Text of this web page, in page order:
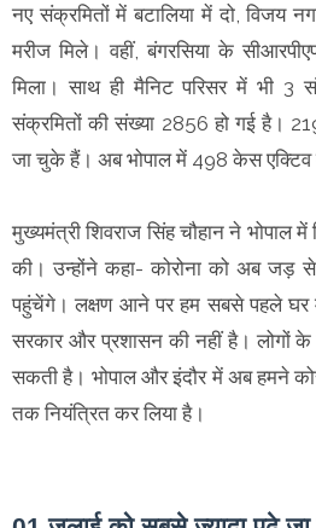
नए संक्रमितों में बटालिया में दो, विजय
मरीज मिले। वहीं, बंगरसिया के
मिला। साथ ही मैनिट परिसर में भी 3
संक्रमितों की संख्या 2856 हो गई है।
जा चुके हैं। अब भोपाल में 498 केस एक्टिव
मुख्यमंत्री शिवराज सिंह चौहान ने भोपाल
की। उन्होंने कहा- कोरोना को अब जड़ से
पहुंचेंगे। लक्षण आने पर हम सबसे पहले
सरकार और प्रशासन की नहीं है। लोगों के
सकती है। भोपाल और इंदौर में अब हमने
तक नियंत्रित कर लिया है।